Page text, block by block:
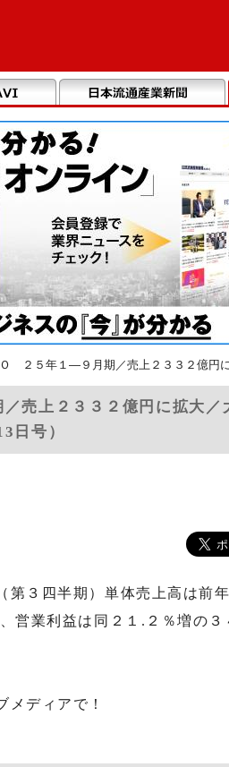
２５年１―９月期／売上２３３２億円
売上２３３２億円に拡大／
日号）
３四半期）単体売上高は前
営業利益は同２１.２％増の３
メディアで！